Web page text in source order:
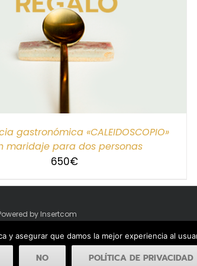
gastronómica «CALEIDOSCOPIO»
maridaje para dos personas
650€
by Insertcom
y asegurar que damos la mejor experiencia al
NO POLÍTICA DE PRIVACIDAD